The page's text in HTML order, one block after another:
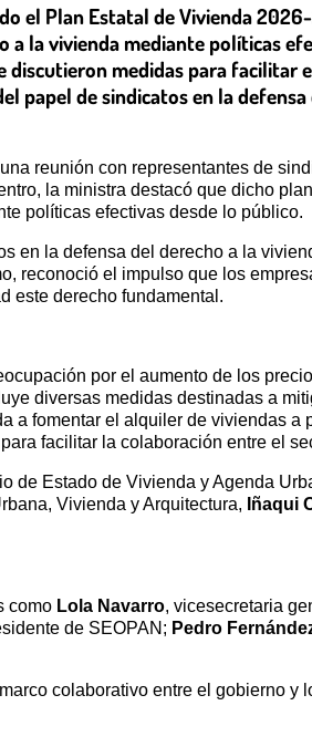
el Plan Estatal de Vivienda
la vivienda mediante políticas
medidas para facilitar
de sindicatos en la
reunión con representantes de
la ministra destacó que dicho
políticas efectivas desde lo público.
en la defensa del derecho a la
reconoció el impulso que los
este derecho fundamental.
por el aumento de los
diversas medidas destinadas a
fomentar el alquiler de viviendas a
facilitar la colaboración entre el
de Estado de Vivienda y Agenda
Vivienda y Arquitectura, Iñaqui
como Lola Navarro, vicesecretaria
de SEOPAN; Pedro
colaborativo entre el gobierno y